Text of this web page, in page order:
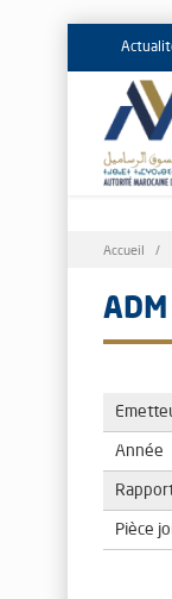
Fil
Accueil
Année
Pièce